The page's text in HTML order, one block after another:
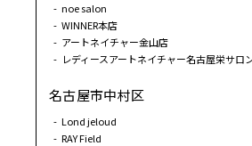
noe salon
WINNER本店
アートネイチャー金山店
レディースアートネイチャー名古屋栄サロ
名古屋市中村区
Lond jeloud
RAY Field